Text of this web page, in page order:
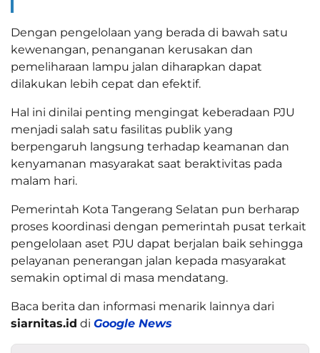
Dengan pengelolaan yang berada di bawah satu
kewenangan, penanganan kerusakan dan
pemeliharaan lampu jalan diharapkan dapat
dilakukan lebih cepat dan efektif.
Hal ini dinilai penting mengingat keberadaan PJU
menjadi salah satu fasilitas publik yang
berpengaruh langsung terhadap keamanan dan
kenyamanan masyarakat saat beraktivitas pada
malam hari.
Pemerintah Kota Tangerang Selatan pun berharap
proses koordinasi dengan pemerintah pusat terkait
pengelolaan aset PJU dapat berjalan baik sehingga
pelayanan penerangan jalan kepada masyarakat
semakin optimal di masa mendatang.
Baca berita dan informasi menarik lainnya dari
siarnitas.id di Google News